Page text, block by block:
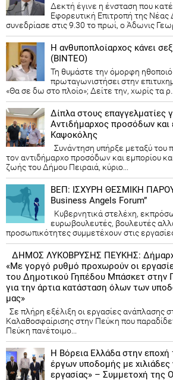
Δεκτή έγινε η ένσταση που
Εφορευτική Επιτροπή της Νέας
συνεδρίασε στις 9.30 το πρωί, ο Άδωνις
Η ανθυποπλοίαρχος κάνει
(ΒΙΝΤΕΟ)
Τη θυμάστε την όμορφη ηθοποιό
πρωταγωνιστήσει στην
«Θα σε δω στο πλοίο»; Δείτε την, χωρίς τα ρ...
Δίπλα στους επαγγελματίες
Αντιδήμαρχος προσόδων και
Καψοκόλης
Συνάντηση υπήρξε μεταξύ του
τον αντιδήμαρχο προσόδων και εμπορίου
ζωής του Δήμου Πειραιά, κύριο...
ΒΕΠ: ΙΣΧΥΡΗ ΘΕΣΜΙΚΗ
Business Angels Forum”
Κυβερνητικά στελέχη,
ευρωβουλευτές, βουλευτές
προσωπικότητες συμμετέχουν στις εργασίες
ΔΗΜΟΣ ΛΥΚΟΒΡΥΣΗΣ ΠΕΥΚΗΣ:
«Με γοργό ρυθμό προχωρούν οι
του Δημοτικού Γηπέδου Μπάσκετ στην
για την άρτια κατάσταση όλων των
μας»
Σε πλήρη εξέλιξη οι εργασίες ανάπλασης
Καλαθοσφαίρισης στην Πεύκη που
Πεύκη πανέτοιμο...
Η Βόρεια Ελλάδα στην
έργων υποδομής με χιλιάδες
εργασίας» – Συμμετοχή